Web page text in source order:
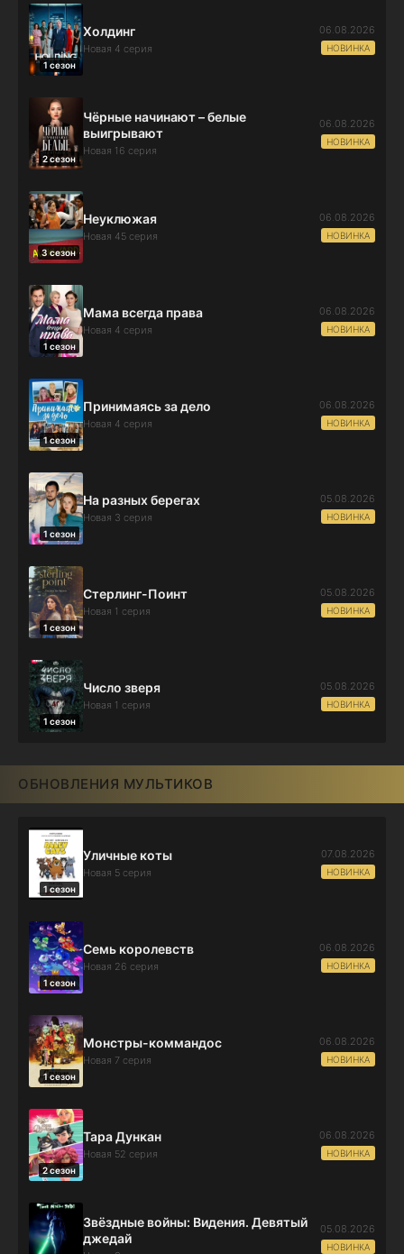
1 сезон
Холдинг
Новая 4 серия
06.08.2026
НОВИНКА
2 сезон
Чёрные начинают – белые
выигрывают
Новая 16 серия
06.08.2026
НОВИНКА
3 сезон
Неуклюжая
Новая 45 серия
06.08.2026
НОВИНКА
1 сезон
Мама всегда права
Новая 4 серия
06.08.2026
НОВИНКА
1 сезон
Принимаясь за дело
Новая 4 серия
06.08.2026
НОВИНКА
1 сезон
На разных берегах
Новая 3 серия
05.08.2026
НОВИНКА
1 сезон
Стерлинг-Поинт
Новая 1 серия
05.08.2026
НОВИНКА
1 сезон
Число зверя
Новая 1 серия
05.08.2026
НОВИНКА
ОБНОВЛЕНИЯ МУЛЬТИКОВ
1 сезон
Уличные коты
Новая 5 серия
07.08.2026
НОВИНКА
1 сезон
Семь королевств
Новая 26 серия
06.08.2026
НОВИНКА
1 сезон
Монстры-коммандос
Новая 7 серия
06.08.2026
НОВИНКА
2 сезон
Тара Дункан
Новая 52 серия
06.08.2026
НОВИНКА
Звёздные войны: Видения. Девятый
джедай
05.08.2026
НОВИНКА